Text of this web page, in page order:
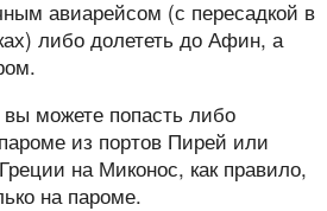
авиарейсом (с пересадкой в
либо долететь до Афин, а
можете попасть либо
из портов Пирей или
на Миконос, как правило,
на пароме.